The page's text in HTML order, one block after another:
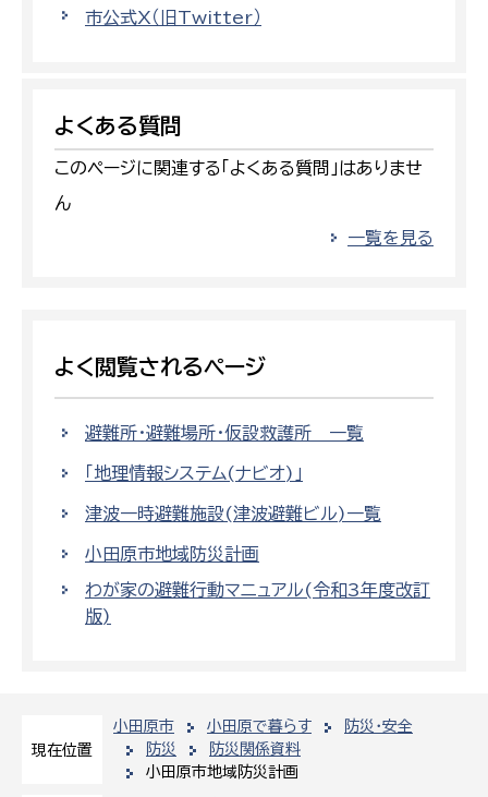
現在位置
小田原市 小田原で暮らす
防災・安全
防災
防災関係資料
小田原市地域防災計画
市公式X（旧Twitter）
よくある質問
このページに関連する「よくある質問」はありませ
ん
一覧を見る
よく閲覧されるページ
避難所・避難場所・仮設救護所 一覧
「地理情報システム(ナビオ)」
津波一時避難施設(津波避難ビル)一覧
小田原市地域防災計画
わが家の避難行動マニュアル(令和3年度改訂
版)